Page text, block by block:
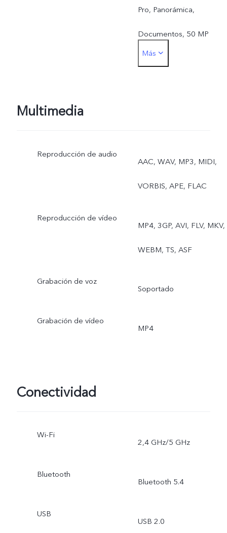
Pro, Panorámica,
Documentos, 50 MP
Delantera: Foto, Noche,
Más
Multimedia
Reproducción de audio
AAC, WAV, MP3, MIDI,
VORBIS, APE, FLAC
Reproducción de vídeo
MP4, 3GP, AVI, FLV, MKV,
WEBM, TS, ASF
Grabación de voz
Soportado
Grabación de vídeo
MP4
Conectividad
Wi-Fi
2,4 GHz/5 GHz
Bluetooth
Bluetooth 5.4
USB
USB 2.0